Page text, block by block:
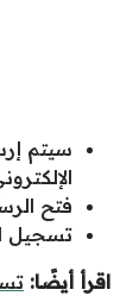
سيتم
فتح
تسجيل
اقرأ أيضًا: